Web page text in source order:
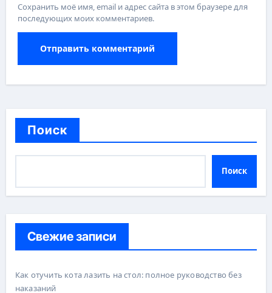
Сохранить моё имя, email и адрес сайта в этом браузере для
последующих моих комментариев.
Поиск
Поиск
Свежие записи
Как отучить кота лазить на стол: полное руководство без
наказаний